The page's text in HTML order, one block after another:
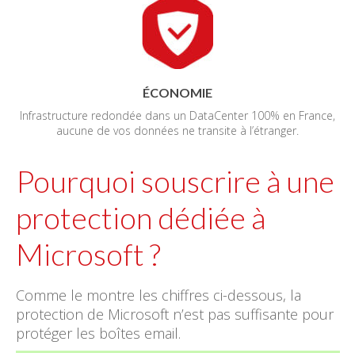
ÉCONOMIE
Infrastructure redondée dans un DataCenter 100% en France,
aucune de vos données ne transite à l’étranger.
Pourquoi souscrire à une
protection dédiée à
Microsoft ?
Comme le montre les chiffres ci-dessous, la
protection de Microsoft n’est pas suffisante pour
protéger les boîtes email.